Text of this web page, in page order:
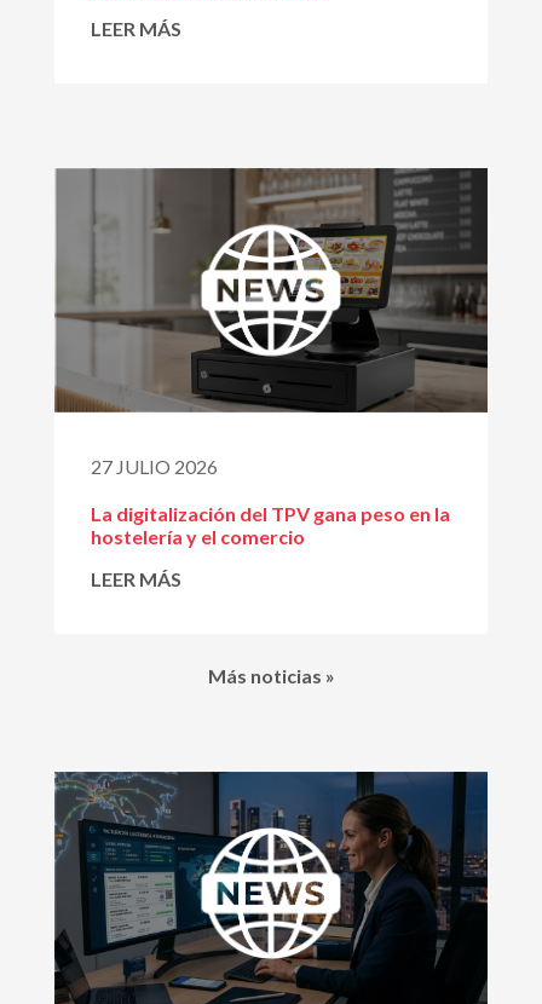
LEER MÁS
27 JULIO 2026
La digitalización del TPV gana peso en la
hostelería y el comercio
LEER MÁS
Más noticias »